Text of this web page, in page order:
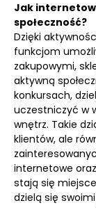
Jak
społeczność?
Dzięki
funkcjom
zakupowymi,
aktywną
konkursach,
uczestniczyć w
wnętrz. Takie
klientów, ale
internetowe
stają się
dzielą się